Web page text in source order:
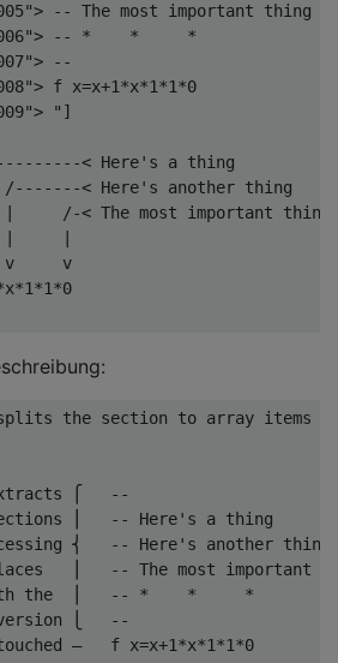
-- The most important thing
-- *    *     *
--
f x=x+1*x*1*1*0
"]
< Here's a thing
< Here's another thing
/-< The most important thing
|
v
the section to array items
extracts ⎧   --
⎪   -- Here's a
⎨   -- Here's another
⎪   -- The most
with the  ⎪   -- *    *     *
version ⎩   --
—   f x=x+1*x*1*1*0